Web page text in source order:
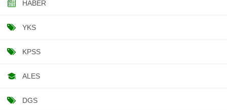
HABER
YKS
KPSS
ALES
DGS